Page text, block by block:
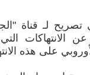
تصريح لـ قناة
الانتهاكات
على هذه